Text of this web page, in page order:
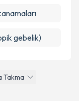
Takma
gebelik)